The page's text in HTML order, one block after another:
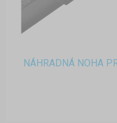
NÁHRADNÁ NOHA